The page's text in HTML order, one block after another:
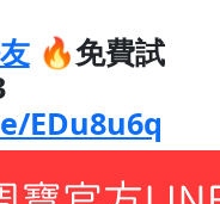
🔥免費試
EDu8u6q